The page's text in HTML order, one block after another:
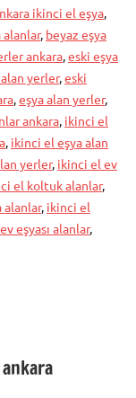
ikinci el eşya,
alanlar, beyaz eşya
ankara,eski eşya
yerler,eski
,eşya alan yerler,
ankara, ikinci el
, ikinci el eşya alan
yerler, ikinci el ev
el koltuk alanlar,
alanlar, ikinci el
eşyası alanlar,